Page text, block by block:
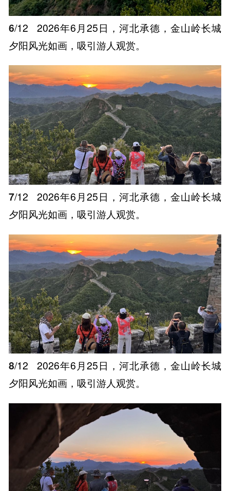
6/12
2026年6月25日，河北承德，金山岭长城
夕阳风光如画，吸引游人观赏。
7/12
2026年6月25日，河北承德，金山岭长城
夕阳风光如画，吸引游人观赏。
8/12
2026年6月25日，河北承德，金山岭长城
夕阳风光如画，吸引游人观赏。